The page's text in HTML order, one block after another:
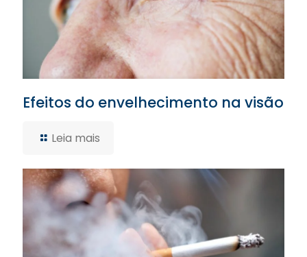
Efeitos do envelhecimento na visão
Leia mais